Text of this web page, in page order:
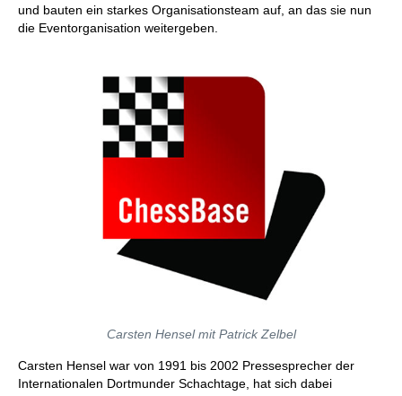
und bauten ein starkes Organisationsteam auf, an das sie nun
die Eventorganisation weitergeben.
Carsten Hensel mit Patrick Zelbel
Carsten Hensel war von 1991 bis 2002 Pressesprecher der
Internationalen Dortmunder Schachtage, hat sich dabei